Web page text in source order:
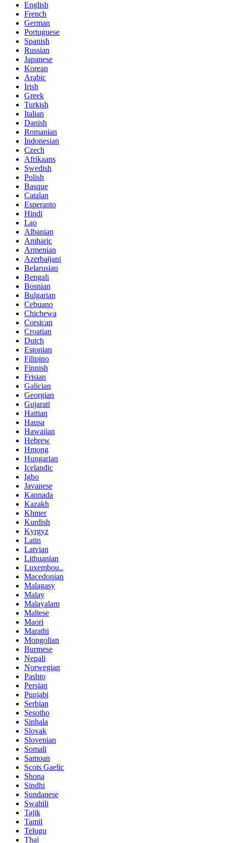
English
French
German
Portuguese
Spanish
Russian
Japanese
Korean
Arabic
Irish
Greek
Turkish
Italian
Danish
Romanian
Indonesian
Czech
Afrikaans
Swedish
Polish
Basque
Catalan
Esperanto
Hindi
Lao
Albanian
Amharic
Armenian
Azerbaijani
Belarusian
Bengali
Bosnian
Bulgarian
Cebuano
Chichewa
Corsican
Croatian
Dutch
Estonian
Filipino
Finnish
Frisian
Galician
Georgian
Gujarati
Haitian
Hausa
Hawaiian
Hebrew
Hmong
Hungarian
Icelandic
Igbo
Javanese
Kannada
Kazakh
Khmer
Kurdish
Kyrgyz
Latin
Latvian
Lithuanian
Luxembou..
Macedonian
Malagasy
Malay
Malayalam
Maltese
Maori
Marathi
Mongolian
Burmese
Nepali
Norwegian
Pashto
Persian
Punjabi
Serbian
Sesotho
Sinhala
Slovak
Slovenian
Somali
Samoan
Scots Gaelic
Shona
Sindhi
Sundanese
Swahili
Tajik
Tamil
Telugu
Thai